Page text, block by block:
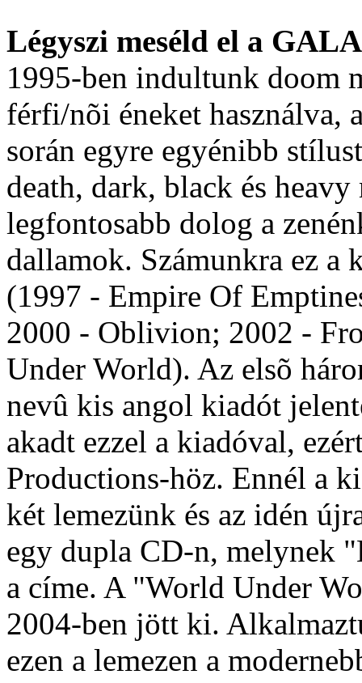
Légyszi meséld el a
1995-ben indultunk doom
férfi/nõi éneket használva,
során egyre egyénibb
death, dark, black és
legfontosabb dolog a
dallamok. Számunkra ez a
(1997 - Empire Of
2000 - Oblivion; 2002 -
Under World). Az elsõ
nevû kis angol kiadót
akadt ezzel a kiadóval,
Productions-höz. Ennél a
két lemezünk és az idén
egy dupla CD-n, melynek
a címe. A "World Under
2004-ben jött ki.
ezen a lemezen a